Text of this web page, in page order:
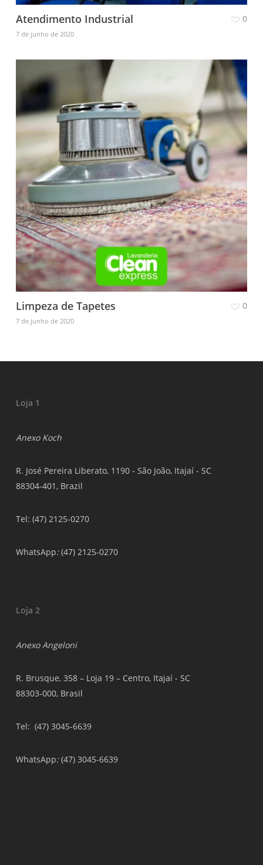
Atendimento Industrial
7 de junho de 2020
0
Limpeza de Tapetes
7 de junho de 2020
0
Loja 1
Anexo Koch
R. José Pereira Liberato, 1190 - São João, Itajaí - SC
88304-401, Brazil
Tel: (47) 2125-0270
WhatsApp:(47) 2125-0270
Loja 2
Anexo Angeloni
R. Brusque, 358 – Loja 19 – Centro, Itajaí - SC
88303-000, Brasil
Tel: (47) 3045-6639
WhatsApp:(47) 3045-6639